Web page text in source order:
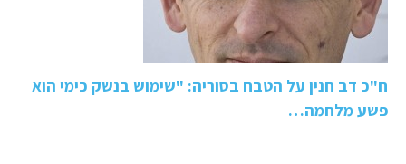
ח"כ דב חנין על הטבח בסוריה: "שימוש בנשק כימי הוא
פשע מלחמה…